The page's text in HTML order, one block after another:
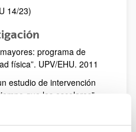
14/23)
programa de
física”. UPV/EHU. 2011
estudio de intervención
que los escolares”.
estudio de intervención